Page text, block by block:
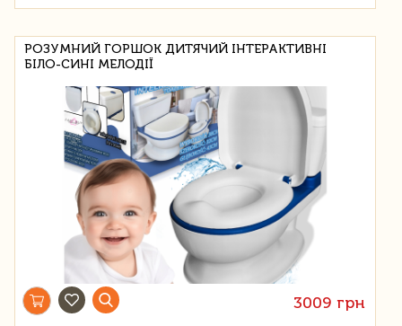
РОЗУМНИЙ ГОРШОК ДИТЯЧИЙ ІНТЕРАКТИВНІ
БІЛО-СИНІ МЕЛОДІЇ
3009 грн